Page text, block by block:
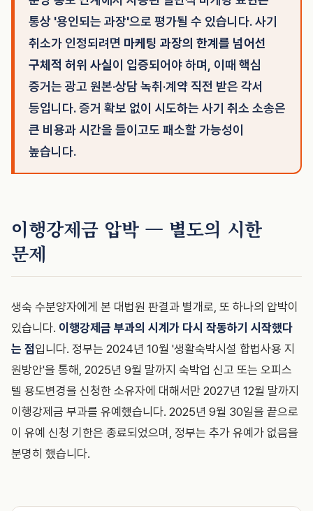
통상 '용인되는 과장'으로 평가될 수 있습니다. 사기
취소가 인정되려면 마케팅 과장의 한계를 넘어선
구체적 허위 사실이 입증되어야 하며, 이때 핵심
증거는 광고 원본·상담 녹취·계약 직전 받은 각서
등입니다. 증거 확보 없이 시도하는 사기 취소 소송은
큰 비용과 시간을 들이고도 패소할 가능성이
높습니다.
이행강제금 압박 — 별도의 시한
문제
생숙 수분양자에게 본 대법원 판결과 별개로, 또 하나의 압박이
있습니다. 이행강제금 부과의 시계가 다시 작동하기 시작했다
는 점입니다. 정부는 2024년 10월 '생활숙박시설 합법사용 지
원방안'을 통해, 2025년 9월 말까지 숙박업 신고 또는 오피스
텔 용도변경을 신청한 소유자에 대해서만 2027년 12월 말까지
이행강제금 부과를 유예했습니다. 2025년 9월 30일을 끝으로
이 유예 신청 기한은 종료되었으며, 정부는 추가 유예가 없음을
분명히 했습니다.